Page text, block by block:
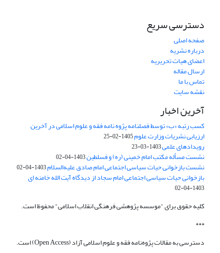
دسترسی سریع
صفحه اصلی
درباره نشریه
اعضای هیات تحریریه
ارسال مقاله
تماس با ما
نقشه سایت
آخرین اخبار
کسب رتبه «ب» توسط فصلنامه پژوه نامه فقه و علوم اسلامی در آخرین
ارزیابی نشریات وزارت علوم1405-02-25
رویدادهای علمی1403-03-23
نشست مسأله مکتب امام خمینی (ره) و فسلطین1403-04-02
نشست بازخوانی حیات سیاسی اجتماعی امام صادق علیه‌السلام1403-04-02
بازخوانی حیات سیاسی اجتماعی امام سجاد از دیدگاه آیت الله خامنه ای
1403-04-02
کلیه حقوق برای "موسسه پژوهشی فرهنگی انقلاب اسلامی" محفوظ است.
***
دسترسی به مقالات پژوه‌نامه فقه و علوم اسلامی آزاد (Open Access) است.